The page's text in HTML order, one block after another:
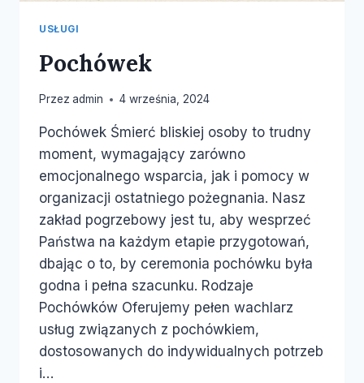
USŁUGI
Pochówek
Przez admin 4 września, 2024
Pochówek Śmierć bliskiej osoby to trudny
moment, wymagający zarówno
emocjonalnego wsparcia, jak i pomocy w
organizacji ostatniego pożegnania. Nasz
zakład pogrzebowy jest tu, aby wesprzeć
Państwa na każdym etapie przygotowań,
dbając o to, by ceremonia pochówku była
godna i pełna szacunku. Rodzaje
Pochówków Oferujemy pełen wachlarz
usług związanych z pochówkiem,
dostosowanych do indywidualnych potrzeb
i…